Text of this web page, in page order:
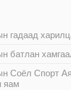
гадаад
батлан
Соёл Спорт
яам